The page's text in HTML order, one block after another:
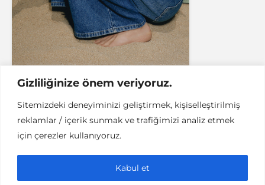
Gizliliğinize önem veriyoruz.
Sitemizdeki deneyiminizi geliştirmek, kişiselleştirilmiş
reklamlar / içerik sunmak ve trafiğimizi analiz etmek
için çerezler kullanıyoruz.
Kabul et
ASTROLOJI İYI YAŞAM
Astroloji: Mart 2019
Gökyüzü Rehberi